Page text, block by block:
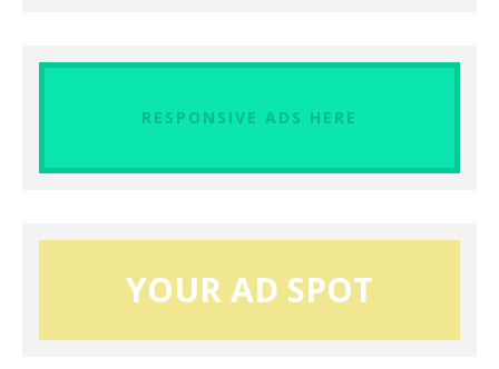
RESPONSIVE ADS HERE
YOUR AD SPOT